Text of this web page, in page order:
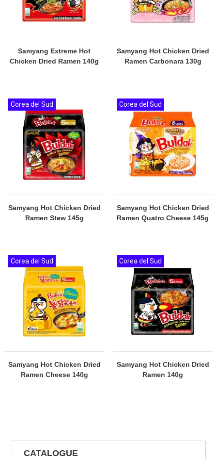
CATALOGUE
Samyang Extreme Hot
Chicken Dried Ramen 140g
Samyang Hot Chicken Dried
Ramen Carbonara 130g
Samyang Hot Chicken Dried
Ramen Stew 145g
Corea del Sud
Samyang Hot Chicken Dried
Ramen Quatro Cheese 145g
Corea del Sud
Samyang Hot Chicken Dried
Ramen Cheese 140g
Corea del Sud
Samyang Hot Chicken Dried
Ramen 140g
Corea del Sud